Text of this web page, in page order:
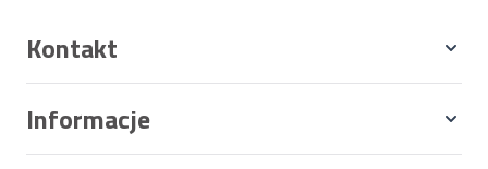
Kontakt
Informacje